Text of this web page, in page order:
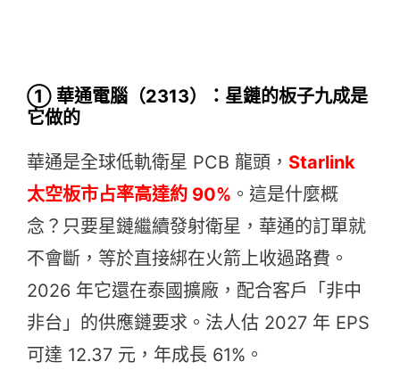
① 華通電腦（2313）：星鏈的板子九成是
它做的
華通是全球低軌衛星 PCB 龍頭， Starlink
太空板市占率高達約 90% 。這是什麼概
念？只要星鏈繼續發射衛星，華通的訂單就
不會斷，等於直接綁在火箭上收過路費。
2026 年它還在泰國擴廠，配合客戶「非中
非台」的供應鏈要求。法人估 2027 年 EPS
可達 12.37 元，年成長 61%。